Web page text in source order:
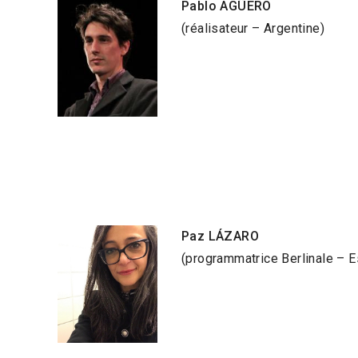
Pablo AGÜERO
(réalisateur – Argentine)
Paz LÁZARO
(programmatrice Berlinale –